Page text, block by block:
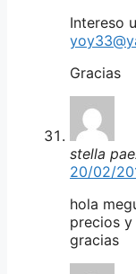
Intereso
Gracias
stella
20/02/
hola
precios
gracias